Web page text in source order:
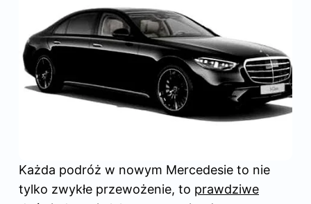
Każda podróż w nowym Mercedesie to nie
tylko zwykłe przewożenie, to prawdziwe